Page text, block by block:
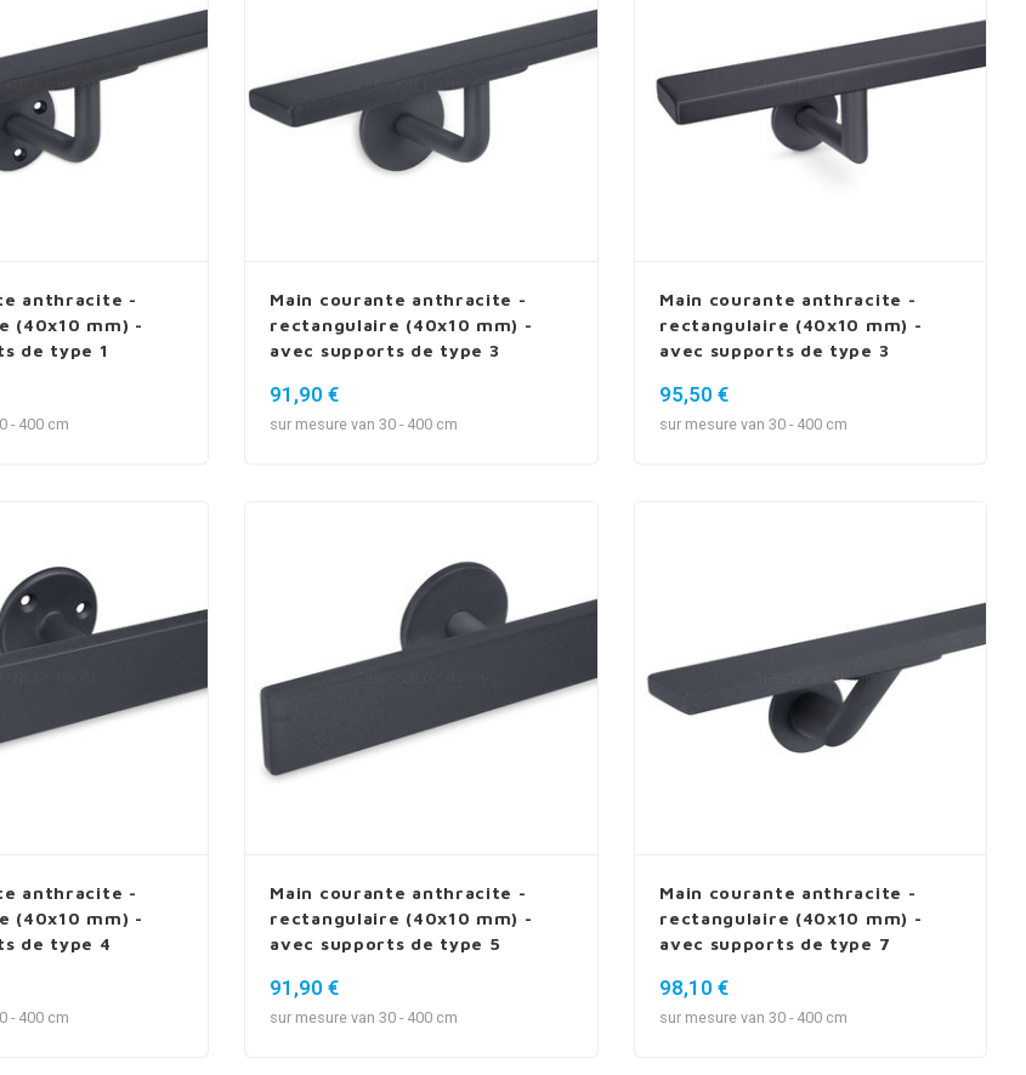
anthracite -
(40x10 mm) -
de type 1
- 400 cm
Main courante anthracite -
rectangulaire (40x10 mm) -
avec supports de type 3
91,90 €
sur mesure van 30 - 400 cm
Main courante anthracite -
rectangulaire (40x10 mm) -
avec supports de type 3
95,50 €
sur mesure van 30 - 400 cm
anthracite -
(40x10 mm) -
de type 4
- 400 cm
Main courante anthracite -
rectangulaire (40x10 mm) -
avec supports de type 5
91,90 €
sur mesure van 30 - 400 cm
Main courante anthracite -
rectangulaire (40x10 mm) -
avec supports de type 7
98,10 €
sur mesure van 30 - 400 cm